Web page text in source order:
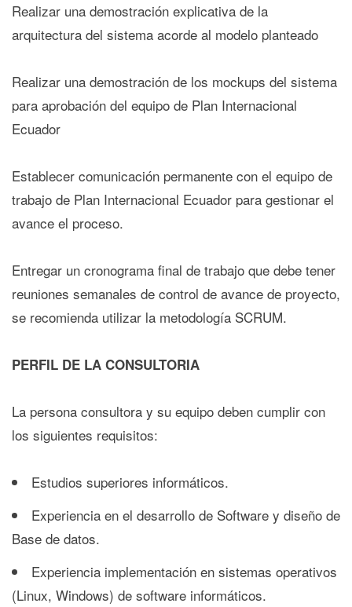
Realizar una demostración explicativa de la
arquitectura del sistema acorde al modelo planteado
Realizar una demostración de los mockups del sistema
para aprobación del equipo de Plan Internacional
Ecuador
Establecer comunicación permanente con el equipo de
trabajo de Plan Internacional Ecuador para gestionar el
avance el proceso.
Entregar un cronograma final de trabajo que debe tener
reuniones semanales de control de avance de proyecto,
se recomienda utilizar la metodología SCRUM.
PERFIL DE LA CONSULTORIA
La persona consultora y su equipo deben cumplir con
los siguientes requisitos:
Estudios superiores informáticos.
Experiencia en el desarrollo de Software y diseño de
Base de datos.
Experiencia implementación en sistemas operativos
(Linux, Windows) de software informáticos.